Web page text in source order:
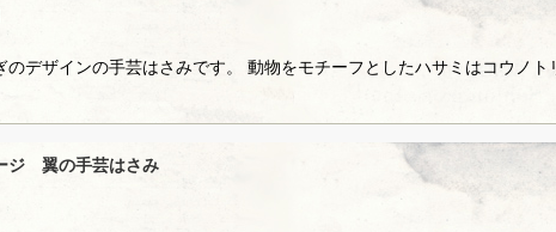
のデザインの手芸はさみです。 動物をモチーフとしたハサミはコウノ
ジ 翼の手芸はさみ